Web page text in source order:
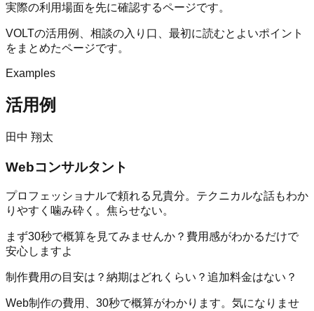
実際の利用場面を先に確認するページです。
VOLTの活用例、相談の入り口、最初に読むとよいポイント
をまとめたページです。
Examples
活用例
田中 翔太
Webコンサルタント
プロフェッショナルで頼れる兄貴分。テクニカルな話もわか
りやすく噛み砕く。焦らせない。
まず30秒で概算を見てみませんか？費用感がわかるだけで
安心しますよ
制作費用の目安は？ 納期はどれくらい？ 追加料金はない？
Web制作の費用、30秒で概算がわかります。気になりませ